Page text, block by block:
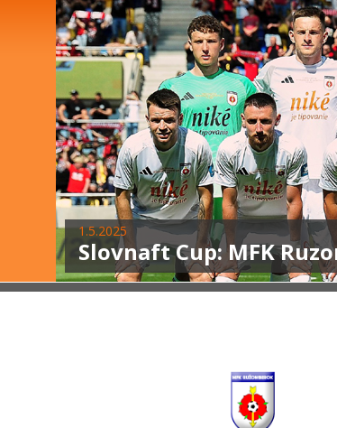
1.5.2025
Slovnaft Cup: MFK